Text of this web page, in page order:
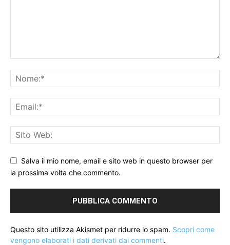
Salva il mio nome, email e sito web in questo browser per
la prossima volta che commento.
Questo sito utilizza Akismet per ridurre lo spam. Scopri come
vengono elaborati i dati derivati dai commenti.